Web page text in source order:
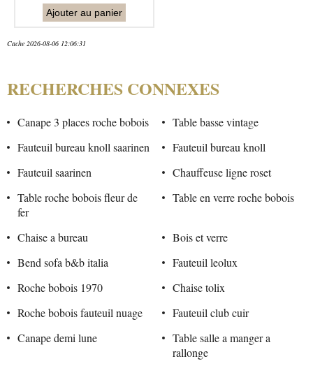
Ajouter au panier
Cache 2026-08-06 12:06:31
RECHERCHES CONNEXES
Canape 3 places roche bobois
Table basse vintage
Fauteuil bureau knoll saarinen
Fauteuil bureau knoll
Fauteuil saarinen
Chauffeuse ligne roset
Table roche bobois fleur de
fer
Table en verre roche bobois
Chaise a bureau
Bois et verre
Bend sofa b&b italia
Fauteuil leolux
Roche bobois 1970
Chaise tolix
Roche bobois fauteuil nuage
Fauteuil club cuir
Canape demi lune
Table salle a manger a
rallonge